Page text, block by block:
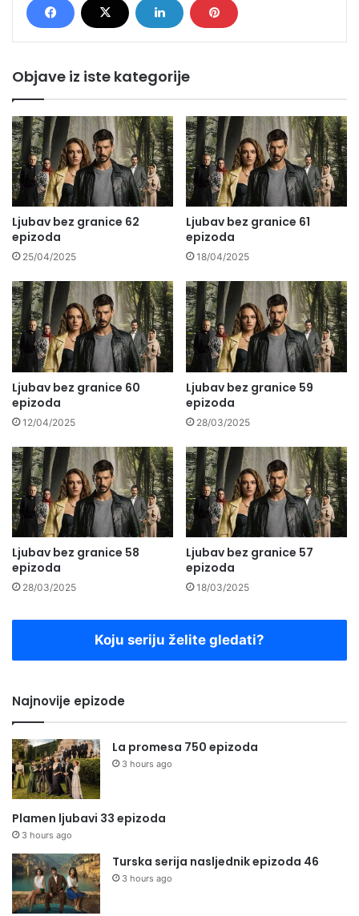
Objave iz iste kategorije
Ljubav bez granice 62
epizoda
25/04/2025
Ljubav bez granice 61
epizoda
18/04/2025
Ljubav bez granice 60
epizoda
12/04/2025
Ljubav bez granice 59
epizoda
28/03/2025
Ljubav bez granice 58
epizoda
28/03/2025
Ljubav bez granice 57
epizoda
18/03/2025
Koju seriju želite gledati?
Najnovije epizode
La promesa 750 epizoda
3 hours ago
Plamen ljubavi 33 epizoda
3 hours ago
Turska serija nasljednik epizoda 46
3 hours ago